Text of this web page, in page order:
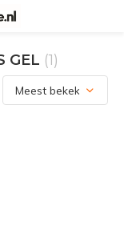
GEL (1)